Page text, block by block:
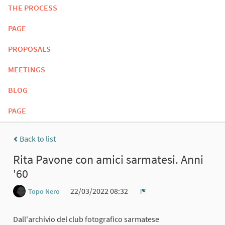
THE PROCESS
PAGE
PROPOSALS
MEETINGS
BLOG
PAGE
Back to list
Rita Pavone con amici sarmatesi. Anni
'60
Topo Nero
22/03/2022 08:32
Dall'archivio del club fotografico sarmatese